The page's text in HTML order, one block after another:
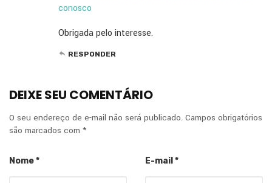
conosco
Obrigada pelo interesse.
RESPONDER
DEIXE SEU COMENTÁRIO
O seu endereço de e-mail não será publicado. Campos obrigatórios
são marcados com *
Nome* E-mail *